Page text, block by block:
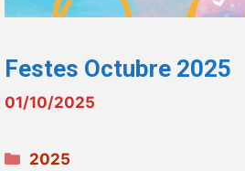
Festes Octubre 2025
01/10/2025
Categories
2025